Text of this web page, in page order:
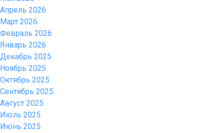
Апрель 2026
Март 2026
Февраль 2026
Январь 2026
Декабрь 2025
Ноябрь 2025
Октябрь 2025
Сентябрь 2025
Август 2025
Июль 2025
Июнь 2025